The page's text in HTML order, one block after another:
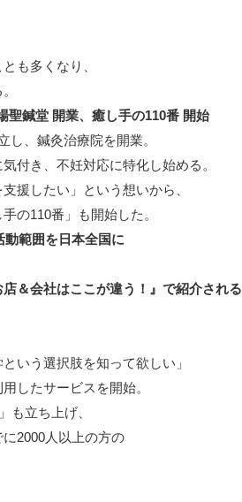
も多くなり、
鍼堂 開業、癒し手の110番 開始
し、鍼灸治療院を開業。
付き、不妊対応に特化し始める。
援したい」という想いから、
の110番」も開始した。
範囲を日本全国に
＆会社はここが違う！』で紹介される
いう選択肢を知って欲しい」
したサービスを開始。
も立ち上げ、
2000人以上の方の